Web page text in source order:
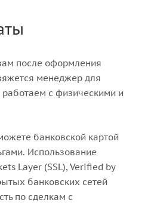
после оформления
менеджер для
с физическими и
банковской картой
Использование
Layer (SSL), Verified by
банковских сетей
по сделкам с